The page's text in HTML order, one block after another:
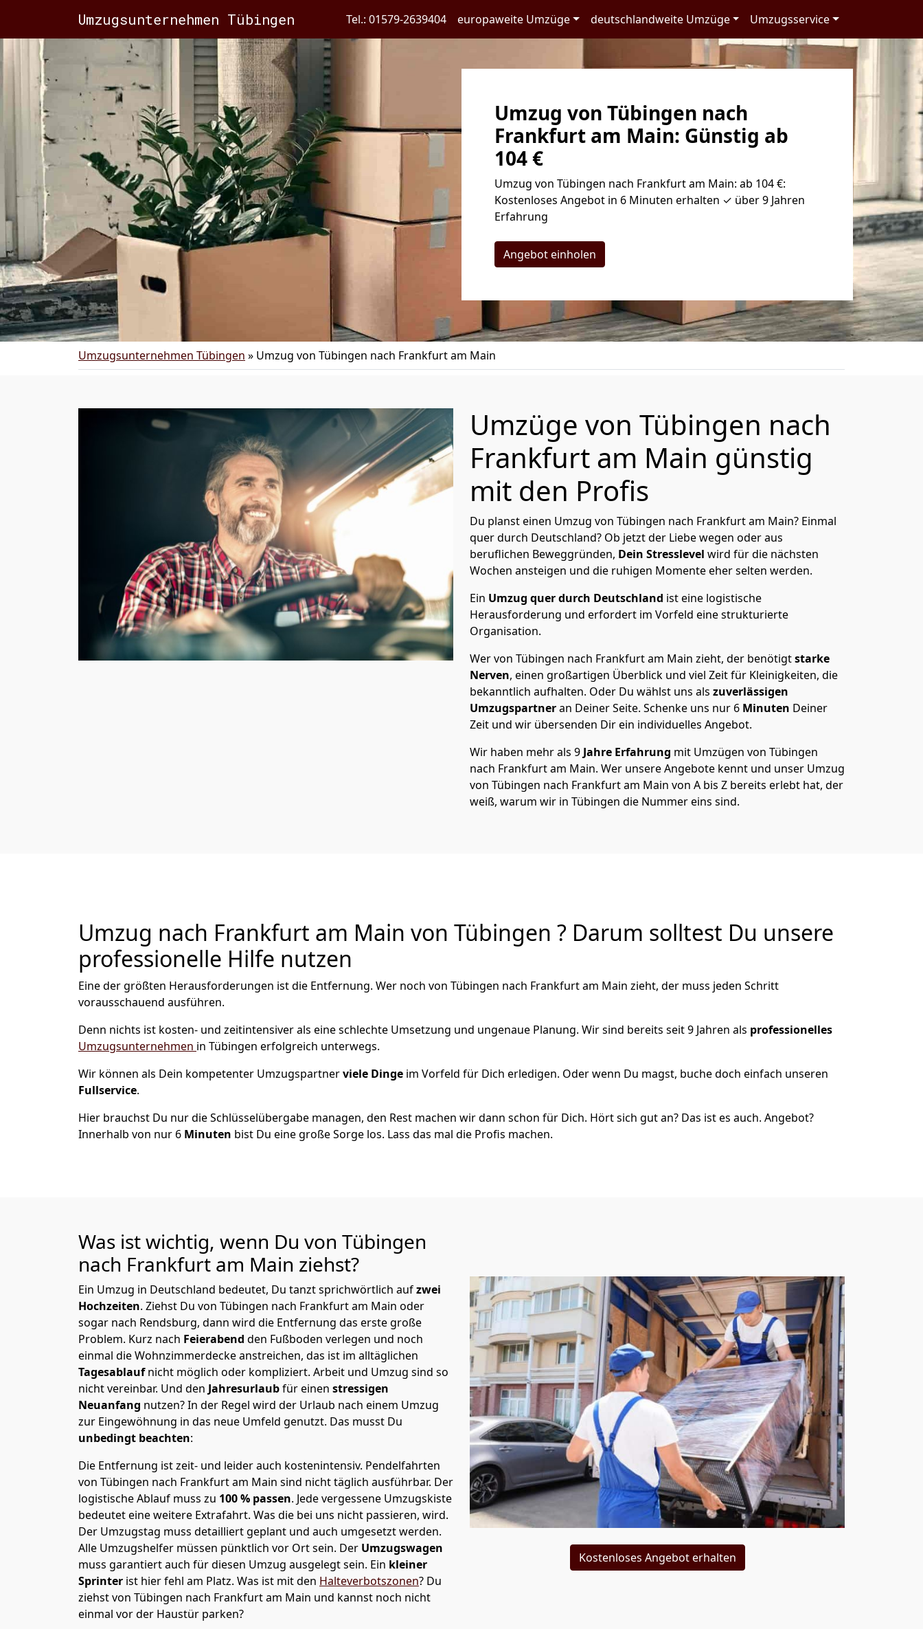
Umzugsunternehmen Tübingen Tel.: 01579-2639404 europaweite Umzüge deutschlandweite Umzüge Umzugsservice
Umzug von Tübingen nach
Frankfurt am Main: Günstig ab
104 €
Umzug von Tübingen nach Frankfurt am Main: ab 104 €:
Kostenloses Angebot in 6 Minuten erhalten ✓ über 9 Jahren
Erfahrung
Angebot einholen
Umzugsunternehmen Tübingen » Umzug von Tübingen nach Frankfurt am Main
Umzüge von Tübingen nach
Frankfurt am Main günstig
mit den Profis
Du planst einen Umzug von Tübingen nach Frankfurt am Main? Einmal
quer durch Deutschland? Ob jetzt der Liebe wegen oder aus
beruflichen Beweggründen, Dein Stresslevel wird für die nächsten
Wochen ansteigen und die ruhigen Momente eher selten werden.
Ein Umzug quer durch Deutschland ist eine logistische
Herausforderung und erfordert im Vorfeld eine strukturierte
Organisation.
Wer von Tübingen nach Frankfurt am Main zieht, der benötigtstarke
Nerven, einen großartigen Überblick und viel Zeit für Kleinigkeiten, die
bekanntlich aufhalten. Oder Du wählst uns als zuverlässigen
Umzugspartneran Deiner Seite. Schenke uns nur 6 Minuten Deiner
Zeit und wir übersenden Dir ein individuelles Angebot.
Wir haben mehr als 9 Jahre Erfahrung mit Umzügen von Tübingen
nach Frankfurt am Main. Wer unsere Angebote kennt und unser Umzug
von Tübingen nach Frankfurt am Main von A bis Z bereits erlebt hat, der
weiß, warum wir in Tübingen die Nummer eins sind.
Umzug nach Frankfurt am Main von Tübingen ? Darum solltest Du unsere
professionelle Hilfe nutzen
Eine der größten Herausforderungen ist die Entfernung. Wer noch von Tübingen nach Frankfurt am Main zieht, der muss jeden Schritt
vorausschauend ausführen.
Denn nichts ist kosten- und zeitintensiver als eine schlechte Umsetzung und ungenaue Planung. Wir sind bereits seit 9 Jahren als professionelles
Umzugsunternehmen in Tübingen erfolgreich unterwegs.
Wir können als Dein kompetenter Umzugspartnerviele Dinge im Vorfeld für Dich erledigen. Oder wenn Du magst, buche doch einfach unseren
Fullservice.
Hier brauchst Du nur die Schlüsselübergabe managen, den Rest machen wir dann schon für Dich. Hört sich gut an? Das ist es auch. Angebot?
Innerhalb von nur 6 Minuten bist Du eine große Sorge los. Lass das mal die Profis machen.
Was ist wichtig, wenn Du von Tübingen
nach Frankfurt am Main ziehst?
Ein Umzug in Deutschland bedeutet, Du tanzt sprichwörtlich aufzwei
Hochzeiten. Ziehst Du von Tübingen nach Frankfurt am Main oder
sogar nach Rendsburg, dann wird die Entfernung das erste große
Problem. Kurz nach Feierabend den Fußboden verlegen und noch
einmal die Wohnzimmerdecke anstreichen, das ist im alltäglichen
Tagesablaufnicht möglich oder kompliziert. Arbeit und Umzug sind so
nicht vereinbar. Und den Jahresurlaubfür einen stressigen
Neuanfang nutzen? In der Regel wird der Urlaub nach einem Umzug
zur Eingewöhnung in das neue Umfeld genutzt. Das musst Du
unbedingt beachten:
Die Entfernung ist zeit- und leider auch kostenintensiv. Pendelfahrten
von Tübingen nach Frankfurt am Main sind nicht täglich ausführbar. Der
logistische Ablauf muss zu 100 % passen. Jede vergessene Umzugskiste
bedeutet eine weitere Extrafahrt. Was die bei uns nicht passieren, wird.
Der Umzugstag muss detailliert geplant und auch umgesetzt werden.
Alle Umzugshelfer müssen pünktlich vor Ort sein. Der Umzugswagen
muss garantiert auch für diesen Umzug ausgelegt sein. Ein kleiner
Sprinter ist hier fehl am Platz. Was ist mit den Halteverbotszonen? Du
ziehst von Tübingen nach Frankfurt am Main und kannst noch nicht
einmal vor der Haustür parken?
Kostenloses Angebot erhalten